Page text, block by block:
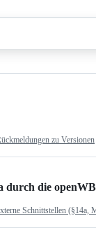
zu Versionen
durch die openWB
Schnittstellen (§14a,